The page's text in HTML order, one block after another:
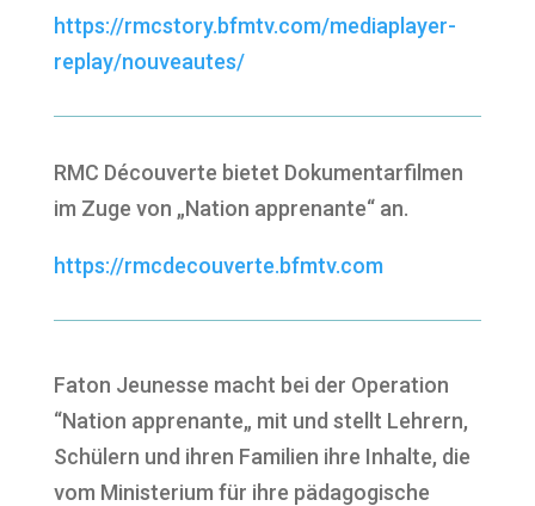
https://rmcstory.bfmtv.com/mediaplayer-
replay/nouveautes/
RMC Découverte bietet Dokumentarfilmen
im Zuge von „Nation apprenante“ an.
https://rmcdecouverte.bfmtv.com
Faton Jeunesse macht bei der Operation
“Nation apprenante„ mit und stellt Lehrern,
Schülern und ihren Familien ihre Inhalte, die
vom Ministerium für ihre pädagogische